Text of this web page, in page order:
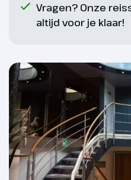
Vragen? Onze
altijd voor je klaar!